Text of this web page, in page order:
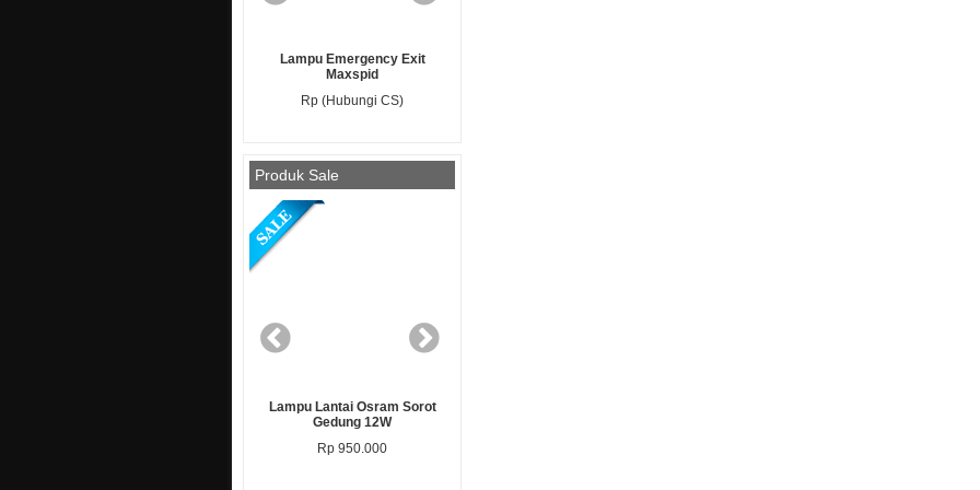
Lampu Emergency Exit
Maxspid
Rp (Hubungi CS)
Produk Sale
Lampu Lantai Osram Sorot
Gedung 12W
Rp 950.000